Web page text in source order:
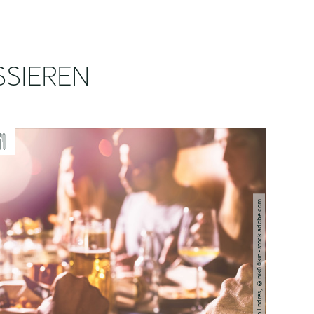
Niko Endres, ©nik0.0kin - stock.adobe.com